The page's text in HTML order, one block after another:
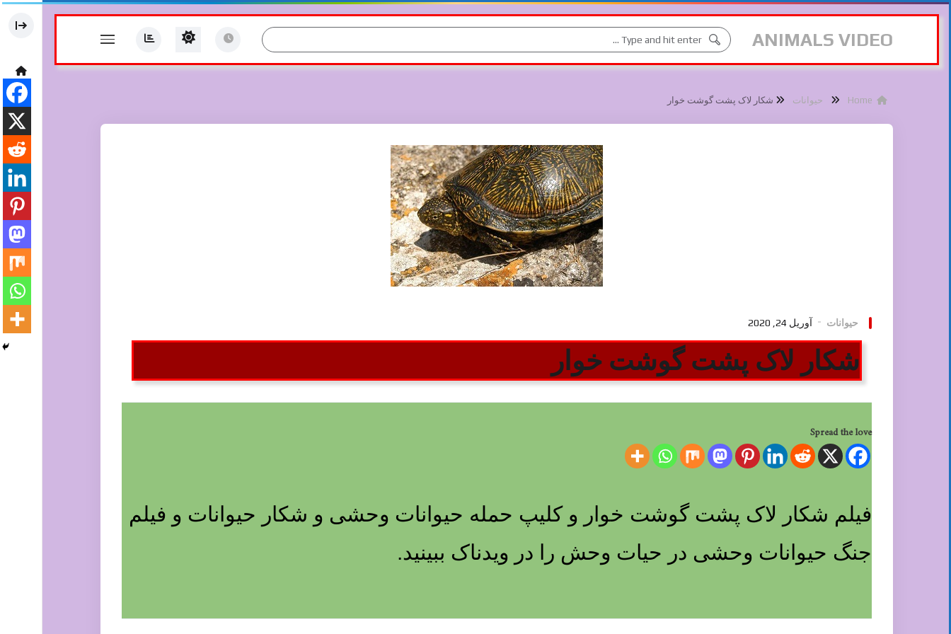
ANIMALS VIDEO
حیوانات شکار لاک پشت گوشت خوار
حیوانات آوریل 24, 2020
شکار لاک پشت گوشت خوار
Spread the love
فیلم شکار لاک پشت گوشت خوار و کلیپ حمله حیوانات وحشی و شکار حیوانات و فیلم
جنگ حیوانات وحشی در حیات وحش را در ویدناک ببینید.